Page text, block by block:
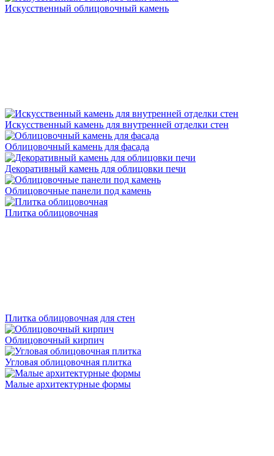
Искусственный облицовочный камень
Искусственный камень для внутренней отделки стен
Облицовочный камень для фасада
Декоративный камень для облицовки печи
Облицовочные панели под камень
Плитка облицовочная
Плитка облицовочная для стен
Облицовочный кирпич
Угловая облицовочная плитка
Малые архитектурные формы